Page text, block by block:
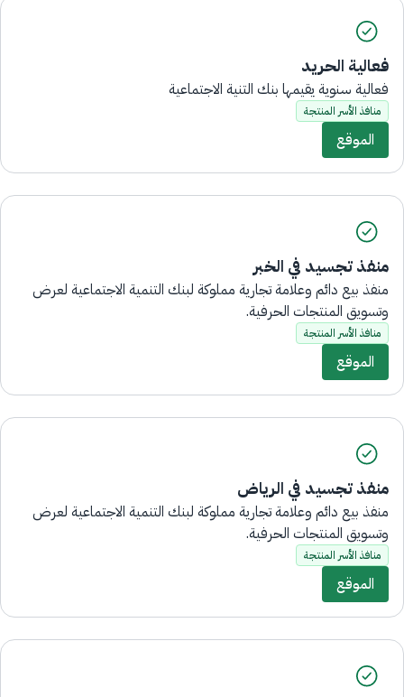
فعالية الحريد
فعالية سنوية يقيمها بنك التنية الاجتماعية
منافذ الأسر المنتجة
الموقع
منفذ تجسيد في الخبر
منفذ بيع دائم وعلامة تجارية مملوكة لبنك التنمية الاجتماعية لعرض
وتسويق المنتجات الحرفية.
منافذ الأسر المنتجة
الموقع
منفذ تجسيد في الرياض
منفذ بيع دائم وعلامة تجارية مملوكة لبنك التنمية الاجتماعية لعرض
وتسويق المنتجات الحرفية.
منافذ الأسر المنتجة
الموقع